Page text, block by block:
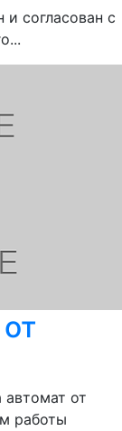
согласован с
автомат от
работы